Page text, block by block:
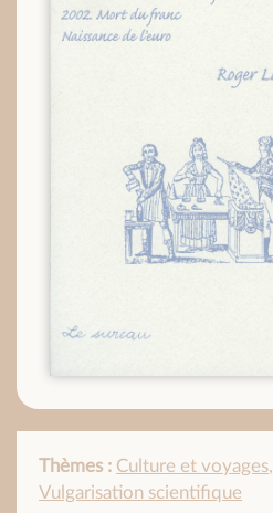
Thèmes : Culture et voyages,
Vulgarisation scientifique